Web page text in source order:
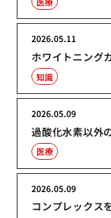
ホワイトニング
2026.05.11
知識
過酸化水素以外
2026.05.09
医療
コンプレックス
2026.05.09